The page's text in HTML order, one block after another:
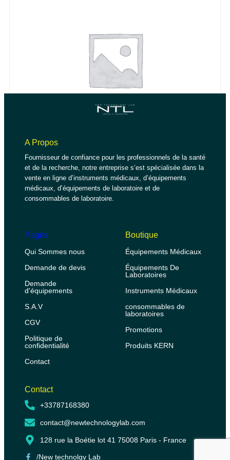
Support Pour Bocaux À Coloration
LIRE LA SUITE
Slide Boxes
10,82€
AJOUTER AU PANIER
A Propos
Fournisseur de confiance pour les professionnels de la santé
et de la recherche, notre entreprise s’est spécialisée dans la
vente en ligne d’instruments médicaux, d’équipements
médicaux, d’équipements de laboratoire et de
consommables de laboratoire.
Pages
Qui Sommes nous
Demande de devis
Demande
d'équipements
S.A.V
CGV
Politique de
confidentialité
Contact
Boutique
Équipements Médicaux
Équipements De
Laboratoires
Instruments Médicaux
consommables de
laboratoires
Promotions
Produits KERN
Contact
+33787168380
contact@newtechnologylab.com
128 rue la Boétie lot 41 75008 Paris - France
/New technolgy Lab